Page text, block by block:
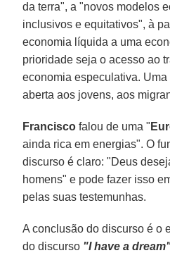
da terra", a "novos modelos
inclusivos e equitativos", à
economia líquida a uma
prioridade seja o acesso ao
economia especulativa.
aberta aos jovens, aos
Francisco falou de uma "
ainda rica em energias". O
discurso é claro: "Deus
homens" e pode fazer isso
pelas suas testemunhas.
A conclusão do discurso é o
do discurso "I have a